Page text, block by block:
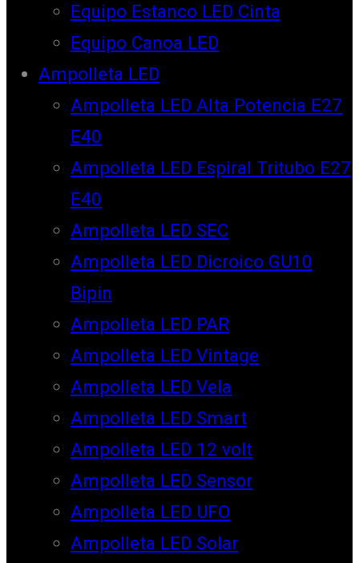
Equipo Estanco LED Cinta
Equipo Canoa LED
Ampolleta LED
Ampolleta LED Alta Potencia E27
E40
Ampolleta LED Espiral Tritubo E27
E40
Ampolleta LED SEC
Ampolleta LED Dicroico GU10
Bipin
Ampolleta LED PAR
Ampolleta LED Vintage
Ampolleta LED Vela
Ampolleta LED Smart
Ampolleta LED 12 volt
Ampolleta LED Sensor
Ampolleta LED UFO
Ampolleta LED Solar